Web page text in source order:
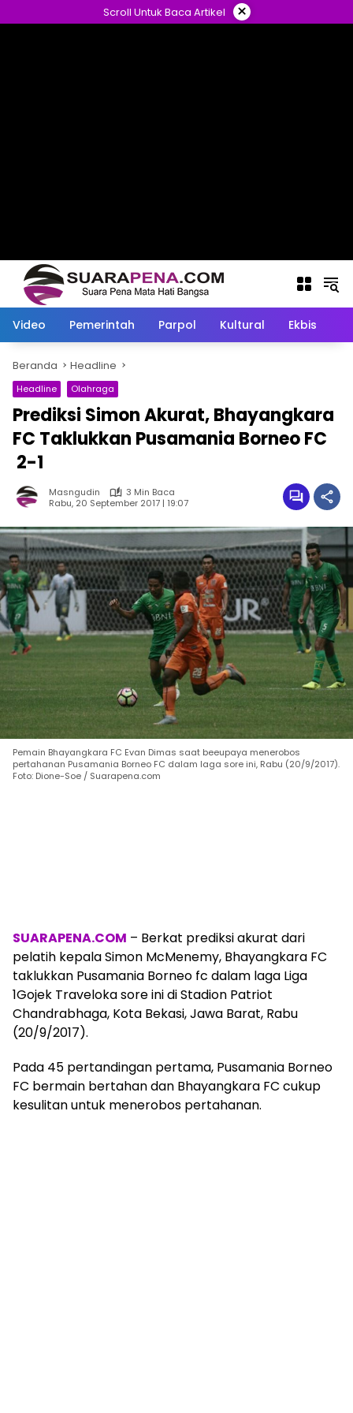
ke
Scroll Untuk Baca Artikel ×
Video Pemerintah Parpol Kultural Ekbis
Beranda Headline
Headline Olahraga
Prediksi Simon Akurat, Bhayangkara
FC Taklukkan Pusamania Borneo FC
2-1
Masngudin
3 Min Baca
Rabu, 20 September 2017 | 19:07
Pemain Bhayangkara FC Evan Dimas saat beeupaya menerobos
pertahanan Pusamania Borneo FC dalam laga sore ini, Rabu (20/9/2017).
Foto: Dione-Soe / Suarapena.com
SUARAPENA.COM – Berkat prediksi akurat dari
pelatih kepala Simon McMenemy, Bhayangkara FC
taklukkan Pusamania Borneo fc dalam laga Liga
1Gojek Traveloka sore ini di Stadion Patriot
Chandrabhaga, Kota Bekasi, Jawa Barat, Rabu
(20/9/2017).
Pada 45 pertandingan pertama, Pusamania Borneo
FC bermain bertahan dan Bhayangkara FC cukup
kesulitan untuk menerobos pertahanan.